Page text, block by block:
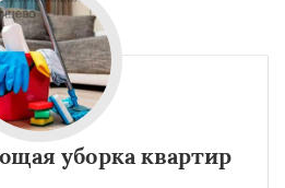
уборка квартир